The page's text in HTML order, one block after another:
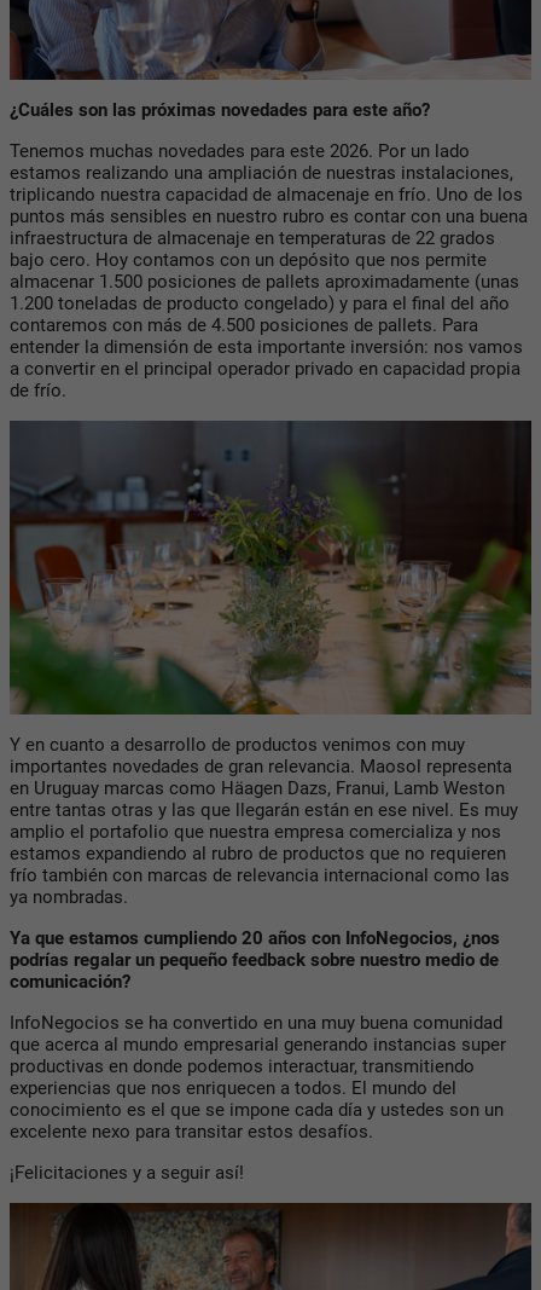
¿Cuáles son las próximas novedades para este año?
Tenemos muchas novedades para este 2026. Por un lado
estamos realizando una ampliación de nuestras instalaciones,
triplicando nuestra capacidad de almacenaje en frío. Uno de los
puntos más sensibles en nuestro rubro es contar con una buena
infraestructura de almacenaje en temperaturas de 22 grados
bajo cero. Hoy contamos con un depósito que nos permite
almacenar 1.500 posiciones de pallets aproximadamente (unas
1.200 toneladas de producto congelado) y para el final del año
contaremos con más de 4.500 posiciones de pallets. Para
entender la dimensión de esta importante inversión: nos vamos
a convertir en el principal operador privado en capacidad propia
de frío.
Y en cuanto a desarrollo de productos venimos con muy
importantes novedades de gran relevancia. Maosol representa
en Uruguay marcas como Häagen Dazs, Franui, Lamb Weston
entre tantas otras y las que llegarán están en ese nivel. Es muy
amplio el portafolio que nuestra empresa comercializa y nos
estamos expandiendo al rubro de productos que no requieren
frío también con marcas de relevancia internacional como las
ya nombradas.
Ya que estamos cumpliendo 20 años con InfoNegocios, ¿nos
podrías regalar un pequeño feedback sobre nuestro medio de
comunicación?
InfoNegocios se ha convertido en una muy buena comunidad
que acerca al mundo empresarial generando instancias super
productivas en donde podemos interactuar, transmitiendo
experiencias que nos enriquecen a todos. El mundo del
conocimiento es el que se impone cada día y ustedes son un
excelente nexo para transitar estos desafíos.
¡Felicitaciones y a seguir así!